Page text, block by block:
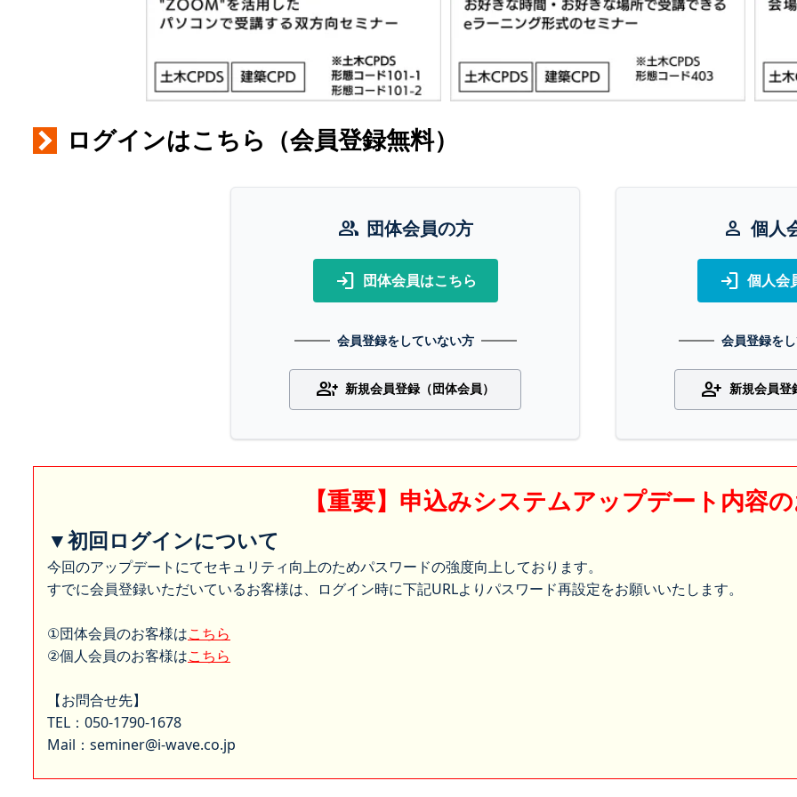
ログインはこちら（会員登録無料）
group 団体会員の方
login 団体会員はこちら
会員登録をしていない方
group_add 新規会員登録（団体会員）
person 個人
login 個人会
会員登録を
person_add 新規会員登
【重要】申込みシステムアップデート内容
▼初回ログインについて
今回のアップデートにてセキュリティ向上のためパスワードの強度向上しております。
すでに会員登録いただいているお客様は、ログイン時に下記URLよりパスワード再設定をお願いいたします。
①団体会員のお客様はこちら
②個人会員のお客様はこちら
【お問合せ先】
TEL：050-1790-1678
Mail：seminer@i-wave.co.jp